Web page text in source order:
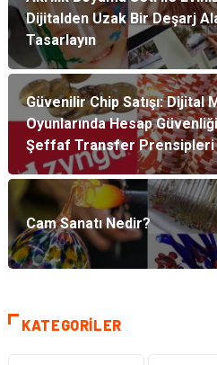
Dijitalden Uzak Bir Deşarj
Tasarlayın
Güvenilir Chip Satışı: Dijital
Oyunlarında Hesap
Şeffaf Transfer Prensipleri
Cam Sanatı Nedir?
KATEGORILER